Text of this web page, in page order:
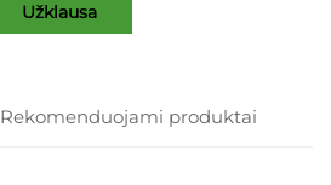
Užklausa
Rekomenduojami produktai